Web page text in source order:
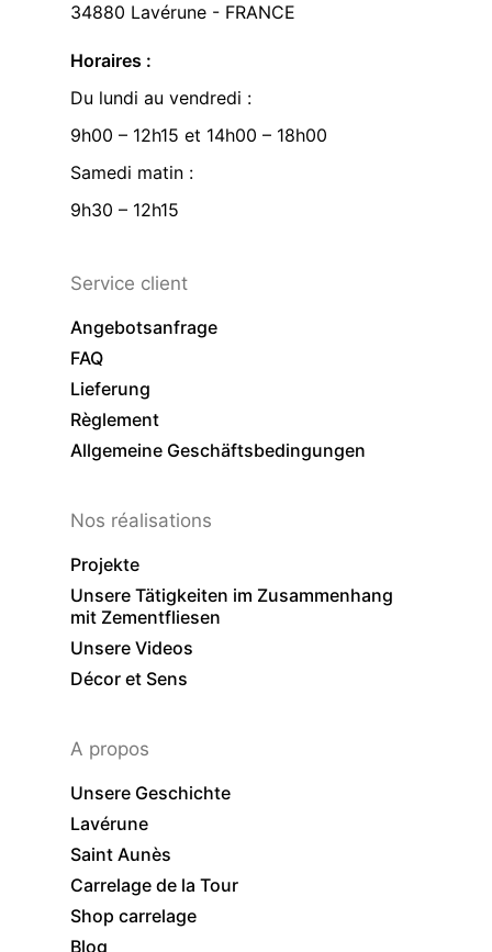
34880 Lavérune - FRANCE
Horaires :
Du lundi au vendredi :
9h00 – 12h15 et 14h00 – 18h00
Samedi matin :
9h30 – 12h15
Service client
Angebotsanfrage
FAQ
Lieferung
Règlement
Allgemeine Geschäftsbedingungen
Nos réalisations
Projekte
Unsere Tätigkeiten im Zusammenhang
mit Zementfliesen
Unsere Videos
Décor et Sens
A propos
Unsere Geschichte
Lavérune
Saint Aunès
Carrelage de la Tour
Shop carrelage
Blog